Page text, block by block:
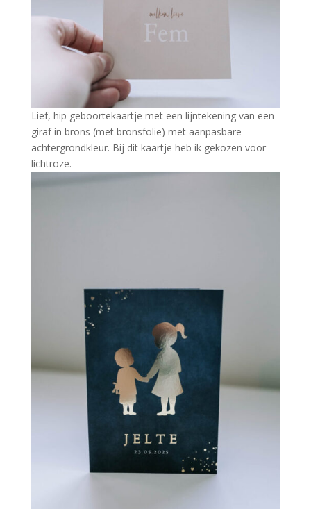
Lief, hip geboortekaartje met een lijntekening van een
giraf in brons (met bronsfolie) met aanpasbare
achtergrondkleur. Bij dit kaartje heb ik gekozen voor
lichtroze.